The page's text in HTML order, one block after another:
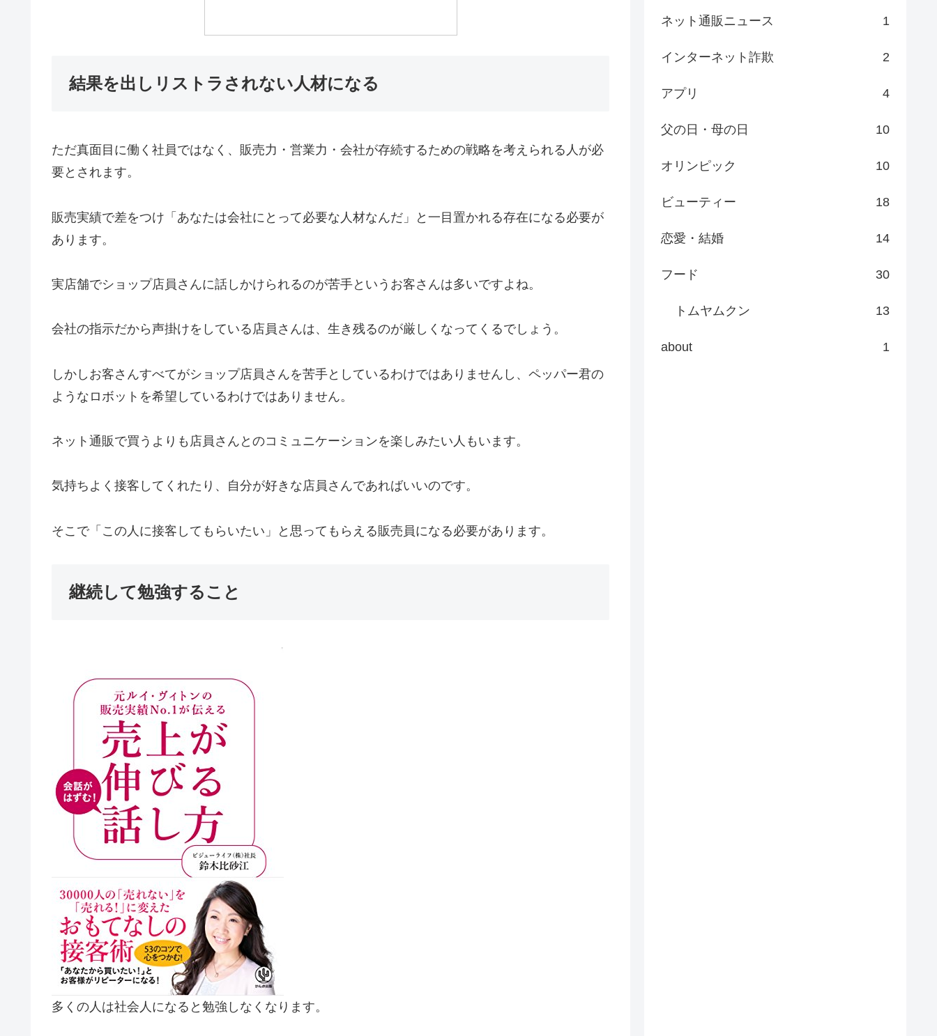
結果を出しリストラされない人材になる
ただ真面目に働く社員ではなく、販売力・営業力・会社が存続するための戦略を考えられる人が必
要とされます。
販売実績で差をつけ「あなたは会社にとって必要な人材なんだ」と一目置かれる存在になる必要が
あります。
実店舗でショップ店員さんに話しかけられるのが苦手というお客さんは多いですよね。
会社の指示だから声掛けをしている店員さんは、生き残るのが厳しくなってくるでしょう。
しかしお客さんすべてがショップ店員さんを苦手としているわけではありませんし、ペッパー君の
ようなロボットを希望しているわけではありません。
ネット通販で買うよりも店員さんとのコミュニケーションを楽しみたい人もいます。
気持ちよく接客してくれたり、自分が好きな店員さんであればいいのです。
そこで「この人に接客してもらいたい」と思ってもらえる販売員になる必要があります。
継続して勉強すること
多くの人は社会人になると勉強しなくなります。
ネット通販ニュース 1
インターネット詐欺 2
アプリ 4
父の日・母の日 10
オリンピック 10
ビューティー 18
恋愛・結婚 14
フード 30
トムヤムクン 13
about 1